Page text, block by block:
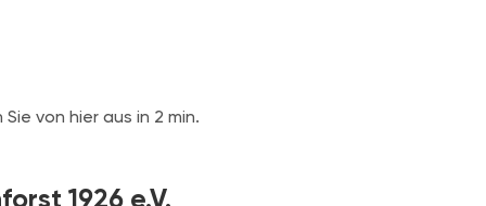
von hier aus in 2 min.
1926 e.V.